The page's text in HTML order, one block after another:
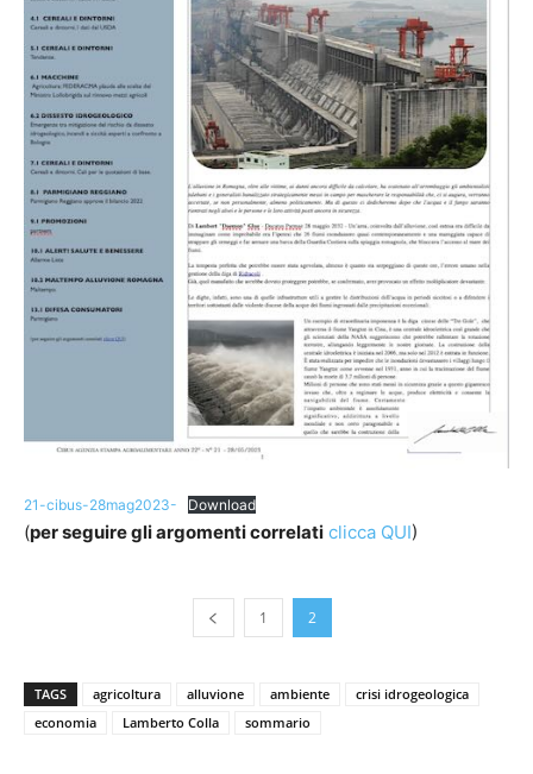
21-cibus-28mag2023- Download
(per seguire gli argomenti correlati clicca QUI)
1 2
TAGS agricoltura alluvione ambiente
crisi idrogeologica
economia
Lamberto Colla sommario